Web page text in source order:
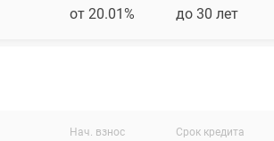
от 20.01% до 30 лет
Нач. взнос Срок кредита